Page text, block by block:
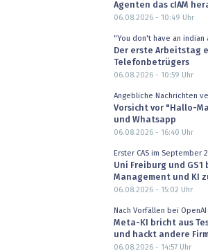
Agenten das cIAM
06.08.2026 - 10:49 Uhr
"You don't have an indian
Der erste Arbeitstag
Telefonbetrügers
06.08.2026 - 10:59 Uhr
Angebliche Nachrichten
Vorsicht vor "Hallo-
und Whatsapp
06.08.2026 - 16:40 Uhr
Erster CAS im September
Uni Freiburg und
Management und KI
06.08.2026 - 15:02 Uhr
Nach Vorfällen bei
Meta-KI bricht aus
und hackt andere
06.08.2026 - 14:57Uhr